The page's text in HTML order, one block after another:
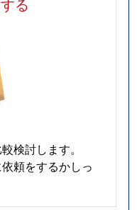
検討します。
頼をするかしっ